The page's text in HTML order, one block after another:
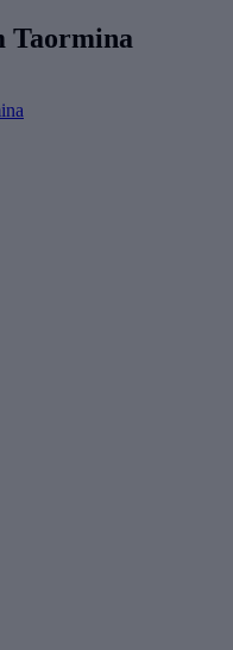
Taormina